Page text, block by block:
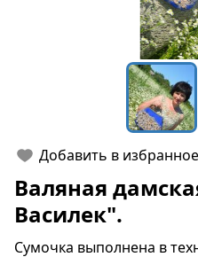
Добавить в избранное
Валяная
Василек".
Сумочка выполнена в